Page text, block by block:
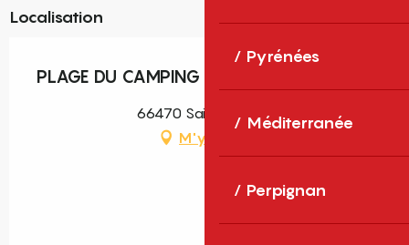
Pyrénées
Méditerranée
Perpignan
Localisation
PLAGE DU CAMPING
66470 Sainte-Marie
M'y rendre